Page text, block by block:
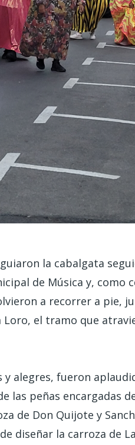
la cabalgata
de Música y, como
a recorrer a pie,
Loro, el tramo que
y alegres, fueron
las peñas encargadas
de Don Quijote y
diseñar la carroza de